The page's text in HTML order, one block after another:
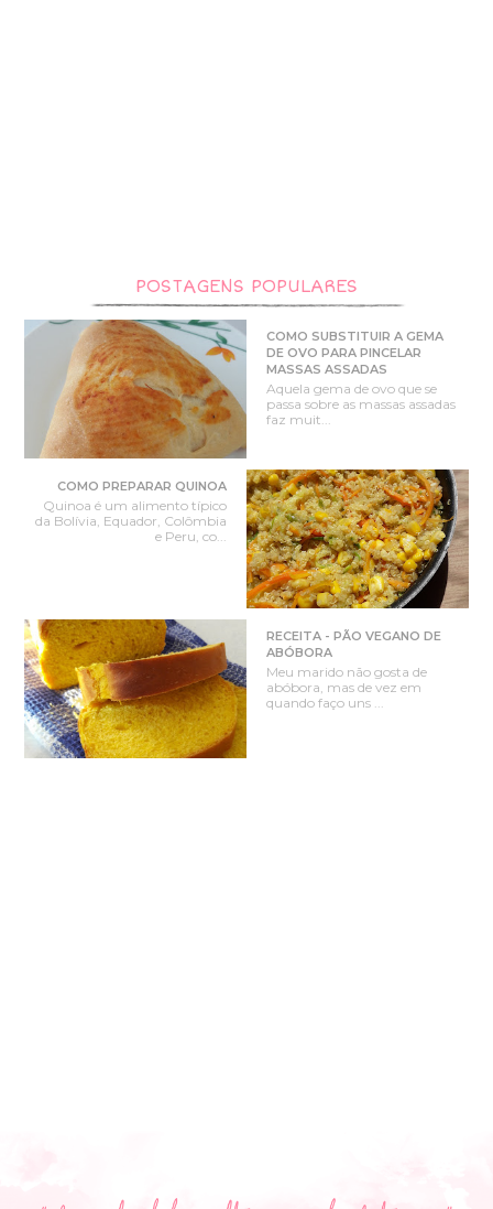
POSTAGENS POPULARES
COMO SUBSTITUIR A GEMA
DE OVO PARA PINCELAR
MASSAS ASSADAS
Aquela gema de ovo que se
passa sobre as massas assadas
faz muit...
COMO PREPARAR QUINOA
Quinoa é um alimento típico
da Bolívia, Equador, Colômbia
e Peru, co...
RECEITA - PÃO VEGANO DE
ABÓBORA
Meu marido não gosta de
abóbora, mas de vez em
quando faço uns ...